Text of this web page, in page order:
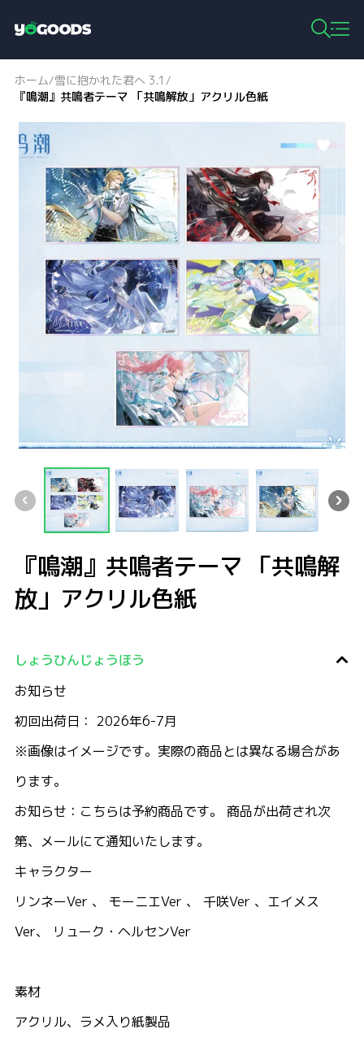
o
g
o
ホーム/雪に抱かれた君へ 3.1 /
『鳴潮』共鳴者テーマ 「共鳴解放」アクリル色紙
『鳴潮』共鳴者テーマ 「共鳴解
放」アクリル色紙
しょうひんじょうほう
お知らせ
初回出荷日： 2026年6-7月
※画像はイメージです。実際の商品とは異なる場合があ
ります。
お知らせ：こちらは予約商品です。 商品が出荷され次
第、メールにて通知いたします。
キャラクター
リンネーVer 、 モーニエVer 、 千咲Ver 、エイメス
Ver、 リューク・ヘルセンVer
素材
アクリル、ラメ入り紙製品